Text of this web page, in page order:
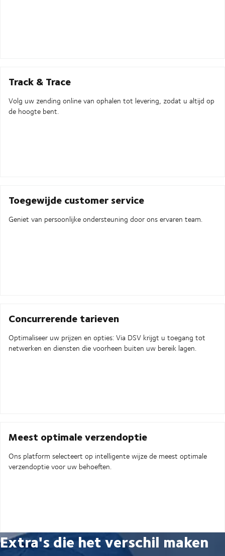
Track & Trace
Volg uw zending online van ophalen tot levering, zodat u altijd op
de hoogte bent.
Toegewijde customer service
Geniet van persoonlijke ondersteuning door ons ervaren team.
Concurrerende tarieven
Optimaliseer uw prijzen en opties: Via DSV krijgt u toegang tot
netwerken en diensten die voorheen buiten uw bereik lagen.
Meest optimale verzendoptie
Ons platform selecteert op intelligente wijze de meest optimale
verzendoptie voor uw behoeften.
Extra's die het verschil maken